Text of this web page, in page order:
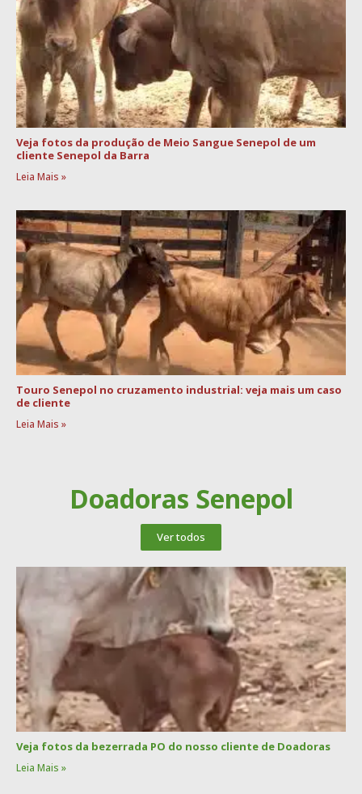
Veja fotos da produção de Meio Sangue Senepol de um
cliente Senepol da Barra
Leia Mais »
Touro Senepol no cruzamento industrial: veja mais um caso
de cliente
Leia Mais »
Doadoras Senepol
Ver todos
Veja fotos da bezerrada PO do nosso cliente de Doadoras
Leia Mais »